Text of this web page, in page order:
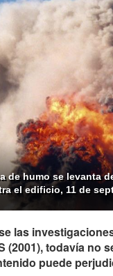
https://t.me/
de humo se levanta
el edificio, 11 de
las
(2001), todavía no
puede